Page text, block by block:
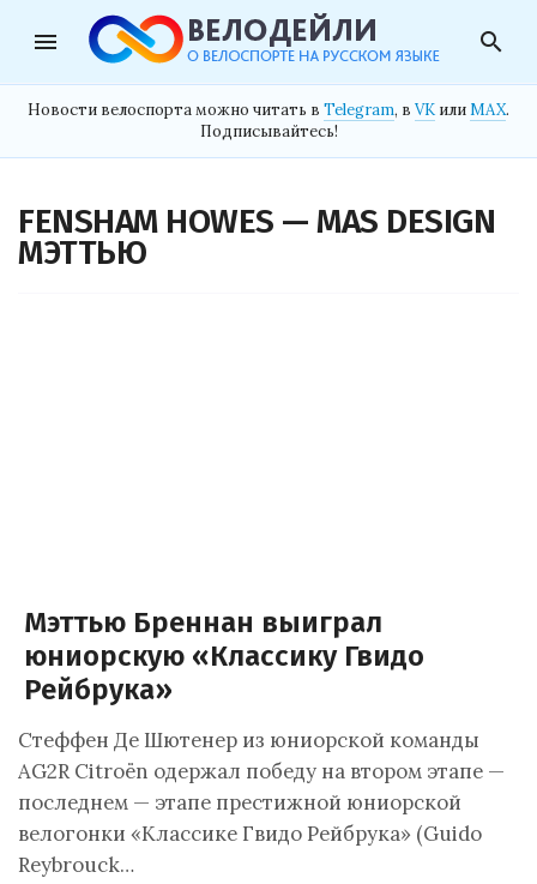
menu search
Новости велоспорта можно читать в Telegram, в VK илиMAX.
Подписывайтесь!
FENSHAM HOWES — MAS DESIGN
МЭТТЬЮ
Мэттью Бреннан выиграл
юниорскую «Классику Гвидо
Рейбрука»
Cтеффен Де Шютенер из юниорской команды
AG2R Citroën одержал победу на втором этапе —
последнем — этапе престижной юниорской
велогонки «Классике Гвидо Рейбрука» (Guido
Reybrouck…